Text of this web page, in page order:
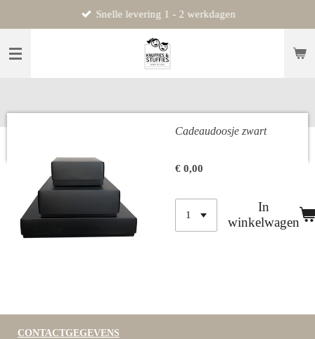
direct
naar
Snelle levering 1 - 2 werkdagen
Cadeaudoosje zwart
€ 0,00
In
winkelwagen
CONTACTGEGEVENS